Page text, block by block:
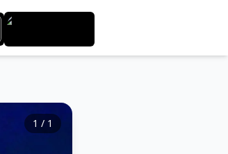
1 / 1